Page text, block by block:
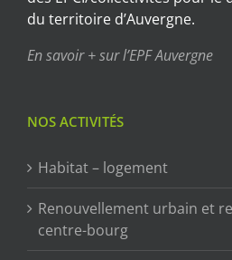
du territoire d’Auvergne.
En savoir + sur l’EPF Auvergne
NOS ACTIVITÉS
Habitat – logement
Renouvellement urbain et
centre-bourg